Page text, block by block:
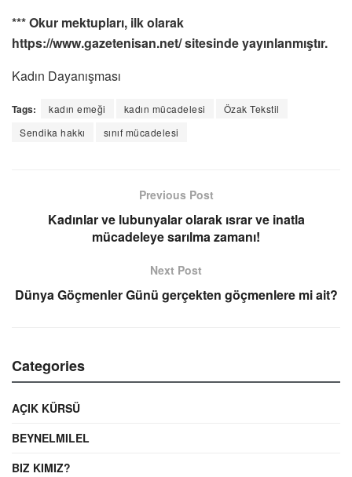
*** Okur mektupları, ilk olarak
https://www.gazetenisan.net/ sitesinde yayınlanmıştır.
Kadın Dayanışması
Tags: kadın emeği kadın mücadelesi
Özak Tekstil
Sendika hakkı
sınıf mücadelesi
Previous Post
Kadınlar ve lubunyalar olarak ısrar ve inatla
mücadeleye sarılma zamanı!
Next Post
Dünya Göçmenler Günü gerçekten göçmenlere mi ait?
Categories
AÇIK KÜRSÜ
BEYNELMILEL
BIZ KIMIZ?